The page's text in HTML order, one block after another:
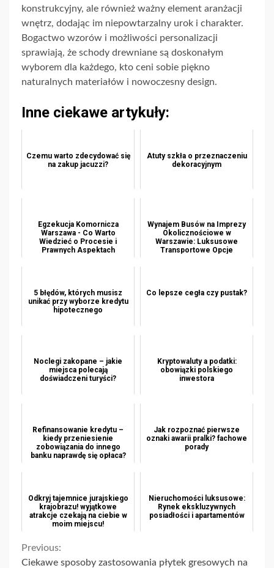
konstrukcyjny, ale również ważny element aranżacji
wnętrz, dodając im niepowtarzalny urok i charakter.
Bogactwo wzorów i możliwości personalizacji
sprawiają, że schody drewniane są doskonałym
wyborem dla każdego, kto ceni sobie piękno
naturalnych materiałów i nowoczesny design.
Inne ciekawe artykuły:
Czemu warto zdecydować się
na zakup jacuzzi?
Atuty szkła o przeznaczeniu
dekoracyjnym
Egzekucja Komornicza
Warszawa - Co Warto
Wiedzieć o Procesie i
Prawnych Aspektach
Wynajem Busów na Imprezy
Okolicznościowe w
Warszawie: Luksusowe
Transportowe Opcje
5 błędów, których musisz
unikać przy wyborze kredytu
hipotecznego
Co lepsze cegła czy pustak?
Noclegi zakopane – jakie
miejsca polecają
doświadczeni turyści?
Kryptowaluty a podatki:
obowiązki polskiego
inwestora
Refinansowanie kredytu –
kiedy przeniesienie
zobowiązania do innego
banku naprawdę się opłaca?
Jak rozpoznać pierwsze
oznaki awarii pralki? fachowe
porady
Odkryj tajemnice jurajskiego
krajobrazu! wyjątkowe
atrakcje czekają na ciebie w
moim miejscu!
Nieruchomości luksusowe:
Rynek ekskluzywnych
posiadłości i apartamentów
Continue
Previous:
Ciekawe sposoby zastosowania płytek gresowych na